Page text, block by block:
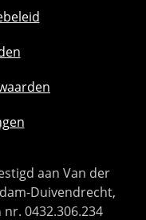
aan Van der
Duivendrecht,
0432.306.234